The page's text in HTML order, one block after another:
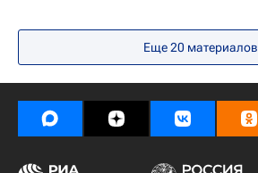
Еще 20 материалов